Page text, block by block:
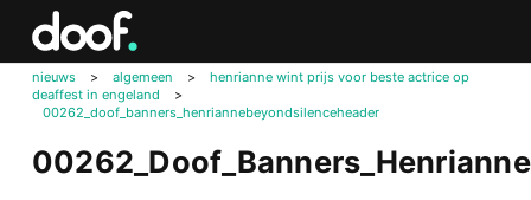
nieuws > algemeen >
henrianne wint prijs voor beste actrice op
deaffest in engeland
>
00262_doof_banners_henriannebeyondsilenceheader
in
Doof.nl